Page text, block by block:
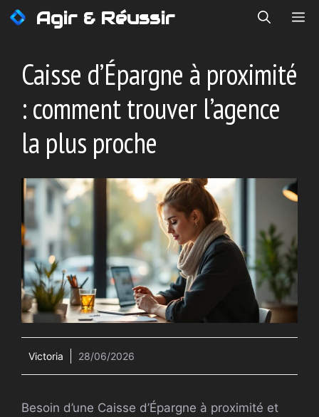
Aller
au
Agir & Réussir
Caisse d’Épargne à proximité
: comment trouver l’agence
la plus proche
Victoria 28/06/2026
Besoin d’une Caisse d’Épargne à proximité et